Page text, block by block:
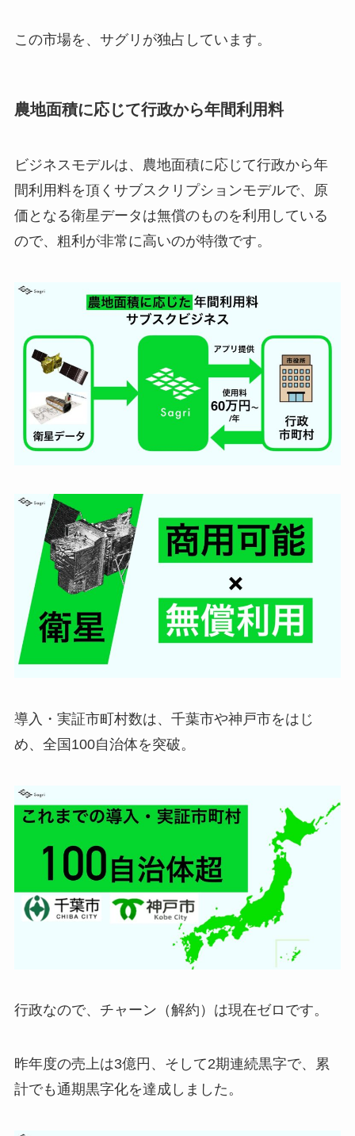
この市場を、サグリが独占しています。
農地面積に応じて行政から年間利用料
ビジネスモデルは、農地面積に応じて行政から年
間利用料を頂くサブスクリプションモデルで、原
価となる衛星データは無償のものを利用している
ので、粗利が非常に高いのが特徴です。
導入・実証市町村数は、千葉市や神戸市をはじ
め、全国100自治体を突破。
行政なので、チャーン（解約）は現在ゼロです。
昨年度の売上は3億円、そして2期連続黒字で、累
計でも通期黒字化を達成しました。